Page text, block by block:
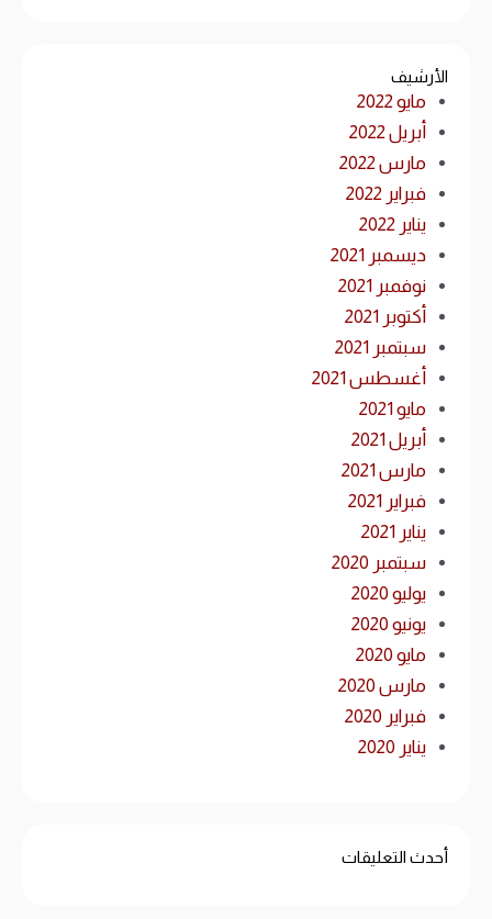
الأرشيف
مايو 2022
أبريل 2022
مارس 2022
فبراير 2022
يناير 2022
ديسمبر 2021
نوفمبر 2021
أكتوبر 2021
سبتمبر 2021
أغسطس 2021
مايو 2021
أبريل 2021
مارس 2021
فبراير 2021
يناير 2021
سبتمبر 2020
يوليو 2020
يونيو 2020
مايو 2020
مارس 2020
فبراير 2020
يناير 2020
أحدث التعليقات